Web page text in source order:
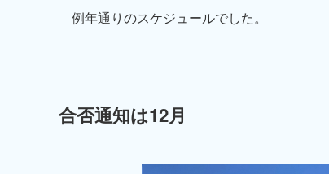
例年通りのスケジュールでした。
合否通知は12月